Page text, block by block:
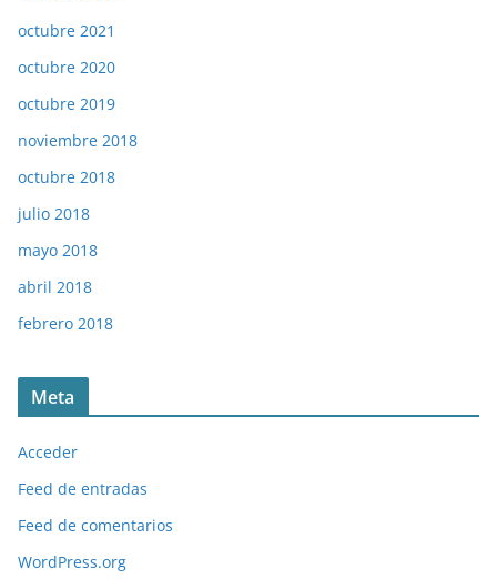
octubre 2021
octubre 2020
octubre 2019
noviembre 2018
octubre 2018
julio 2018
mayo 2018
abril 2018
febrero 2018
Meta
Acceder
Feed de entradas
Feed de comentarios
WordPress.org